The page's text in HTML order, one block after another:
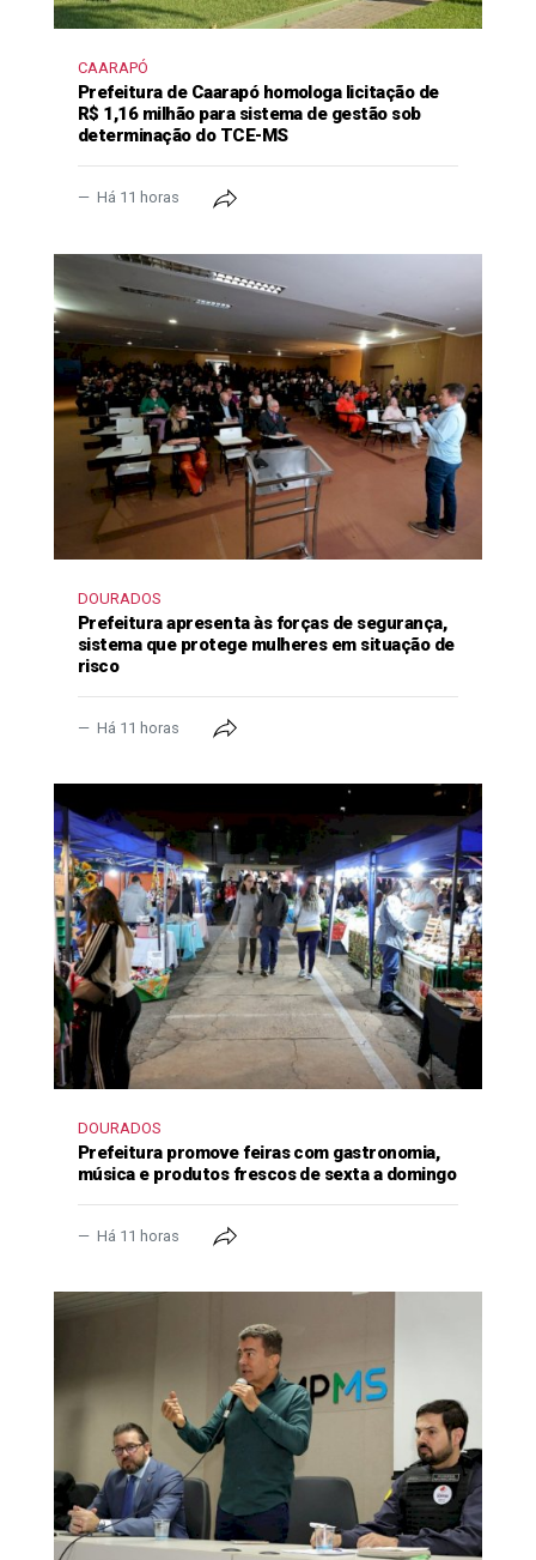
CAARAPÓ
Prefeitura de Caarapó homologa licitação de
R$ 1,16 milhão para sistema de gestão sob
determinação do TCE-MS
Há 11 horas
DOURADOS
Prefeitura apresenta às forças de segurança,
sistema que protege mulheres em situação de
risco
Há 11 horas
DOURADOS
Prefeitura promove feiras com gastronomia,
música e produtos frescos de sexta a domingo
Há 11 horas